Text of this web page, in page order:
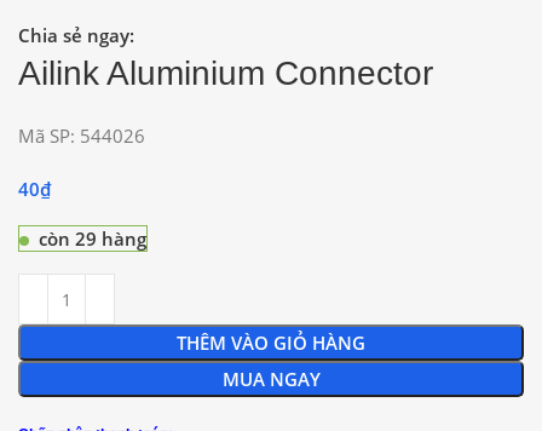
Chia sẻ ngay:
Ailink Aluminium Connector
Mã SP: 544026
40₫
còn 29 hàng
THÊM VÀO GIỎ HÀNG
MUA NGAY